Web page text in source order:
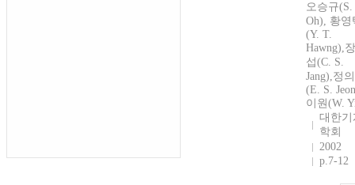
오승규
Oh), 황영
(Y. T.
Hawng),
섭(C. S.
Jang),정
(E. S.
이원(W.
대한기
학회
2002
p.7-12